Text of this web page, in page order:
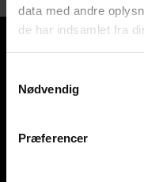
data med andre
de har indsamlet fra
Nødvendig
Præferencer
Slageriinventar
Diverse